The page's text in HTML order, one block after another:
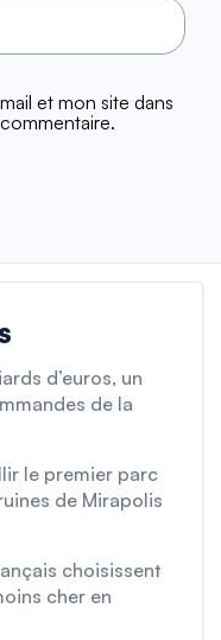
et mon site dans
d’euros, un
de la
le premier parc
de Mirapolis
choisissent
cher en